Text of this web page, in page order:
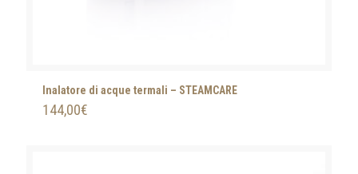
Inalatore di acque termali – STEAMCARE
144,00€